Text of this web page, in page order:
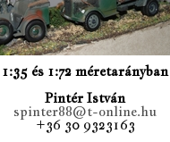
1:35 és 1:72 méretarányban
Pintér István
spinter88@t-online.hu
+36 30 9323163